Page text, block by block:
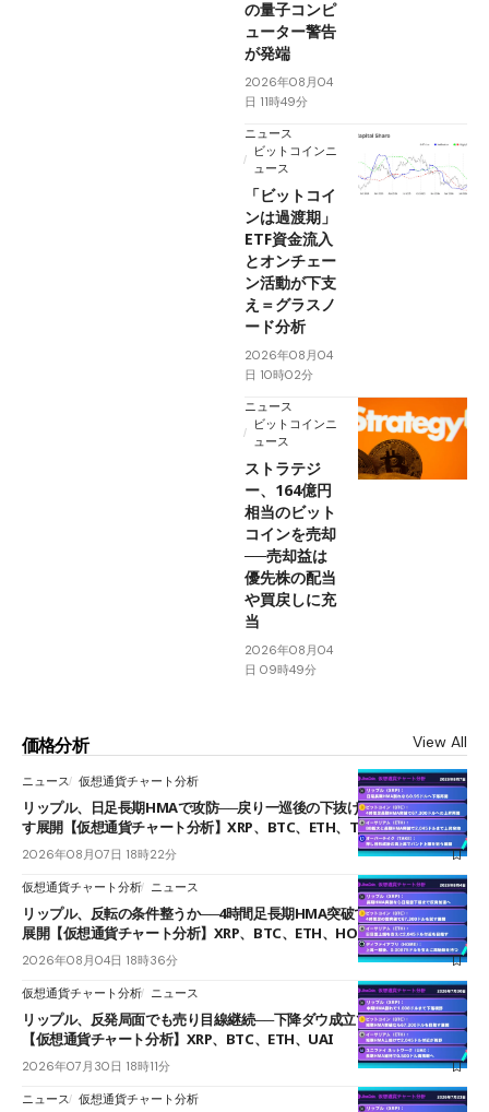
の量子コンピ
ューター警告
が発端
2026年08月04
日 11時49分
ニュース
ビットコインニ
ュース
「ビットコイ
ンは過渡期」
ETF資金流入
とオンチェー
ン活動が下支
え＝グラスノ
ード分析
2026年08月04
日 10時02分
ニュース
ビットコインニ
ュース
ストラテジ
ー、164億円
相当のビット
コインを売却
──売却益は
優先株の配当
や買戻しに充
当
2026年08月04
日 09時49分
価格分析 View All
ニュース 仮想通貨チャート分析
リップル、日足長期HMAで攻防──戻り一巡後の下抜けで0.95ドルを試
す展開【仮想通貨チャート分析】XRP、BTC、ETH、TAKE
2026年08月07日 18時22分
仮想通貨チャート分析 ニュース
リップル、反転の条件整うか──4時間足長期HMA突破で雲下端を目指す
展開【仮想通貨チャート分析】XRP、BTC、ETH、HOME
2026年08月04日 18時36分
仮想通貨チャート分析 ニュース
リップル、反発局面でも売り目線継続──下降ダウ成立で下値追う展開
【仮想通貨チャート分析】XRP、BTC、ETH、UAI
2026年07月30日 18時11分
ニュース 仮想通貨チャート分析